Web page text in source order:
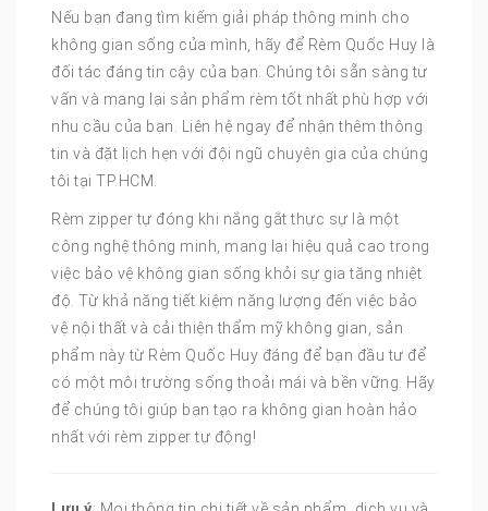
Nếu bạn đang tìm kiếm giải pháp thông minh cho
không gian sống của mình, hãy để Rèm Quốc Huy là
đối tác đáng tin cậy của bạn. Chúng tôi sẵn sàng tư
vấn và mang lại sản phẩm rèm tốt nhất phù hợp với
nhu cầu của bạn. Liên hệ ngay để nhận thêm thông
tin và đặt lịch hẹn với đội ngũ chuyên gia của chúng
tôi tại TP.HCM.
Rèm zipper tự đóng khi nắng gắt thực sự là một
công nghệ thông minh, mang lại hiệu quả cao trong
việc bảo vệ không gian sống khỏi sự gia tăng nhiệt
độ. Từ khả năng tiết kiệm năng lượng đến việc bảo
vệ nội thất và cải thiện thẩm mỹ không gian, sản
phẩm này từ Rèm Quốc Huy đáng để bạn đầu tư để
có một môi trường sống thoải mái và bền vững. Hãy
để chúng tôi giúp bạn tạo ra không gian hoàn hảo
nhất với rèm zipper tự động!